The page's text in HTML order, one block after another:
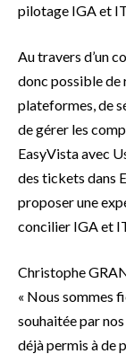
pilotage IGA et
Au travers d’un
donc possible de
plateformes, de
de gérer les
EasyVista avec
des tickets dans
proposer une
concilier IGA et
Christophe
« Nous sommes
souhaitée par
déjà permis à de